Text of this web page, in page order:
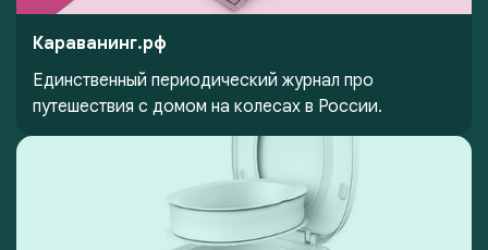
Караванинг.рф
Единственный периодический журнал про
путешествия с домом на колесах в России.